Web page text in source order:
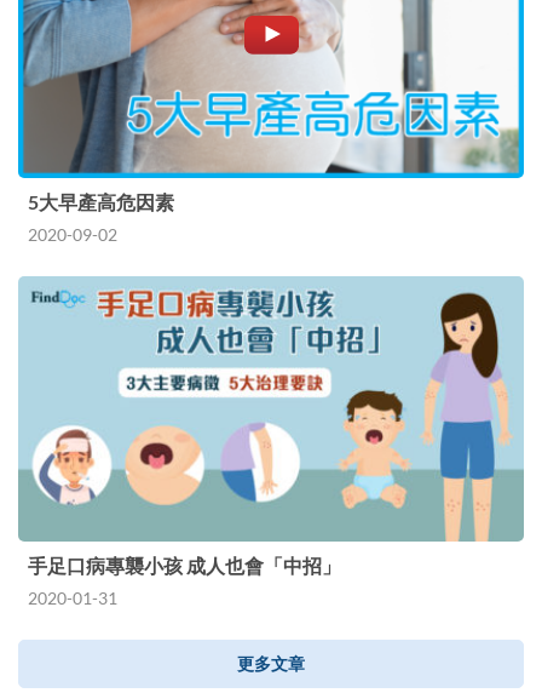
5大早產高危因素
2020-09-02
手足口病專襲小孩 成人也會「中招」
2020-01-31
更多文章